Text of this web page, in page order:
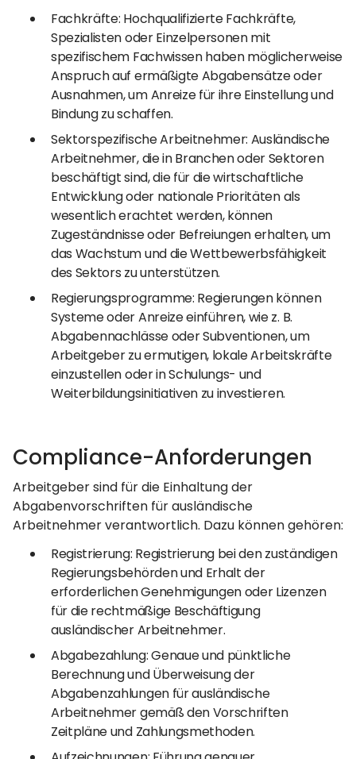
Fachkräfte: Hochqualifizierte Fachkräfte,
Spezialisten oder Einzelpersonen mit
spezifischem Fachwissen haben möglicherweise
Anspruch auf ermäßigte Abgabensätze oder
Ausnahmen, um Anreize für ihre Einstellung und
Bindung zu schaffen.
Sektorspezifische Arbeitnehmer: Ausländische
Arbeitnehmer, die in Branchen oder Sektoren
beschäftigt sind, die für die wirtschaftliche
Entwicklung oder nationale Prioritäten als
wesentlich erachtet werden, können
Zugeständnisse oder Befreiungen erhalten, um
das Wachstum und die Wettbewerbsfähigkeit
des Sektors zu unterstützen.
Regierungsprogramme: Regierungen können
Systeme oder Anreize einführen, wie z. B.
Abgabennachlässe oder Subventionen, um
Arbeitgeber zu ermutigen, lokale Arbeitskräfte
einzustellen oder in Schulungs- und
Weiterbildungsinitiativen zu investieren.
Compliance-Anforderungen
Arbeitgeber sind für die Einhaltung der
Abgabenvorschriften für ausländische
Arbeitnehmer verantwortlich. Dazu können gehören:
Registrierung: Registrierung bei den zuständigen
Regierungsbehörden und Erhalt der
erforderlichen Genehmigungen oder Lizenzen
für die rechtmäßige Beschäftigung
ausländischer Arbeitnehmer.
Abgabezahlung: Genaue und pünktliche
Berechnung und Überweisung der
Abgabenzahlungen für ausländische
Arbeitnehmer gemäß den Vorschriften
Zeitpläne und Zahlungsmethoden.